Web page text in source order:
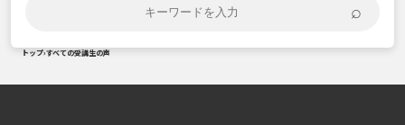
⌕
トップ›すべての受講生の声